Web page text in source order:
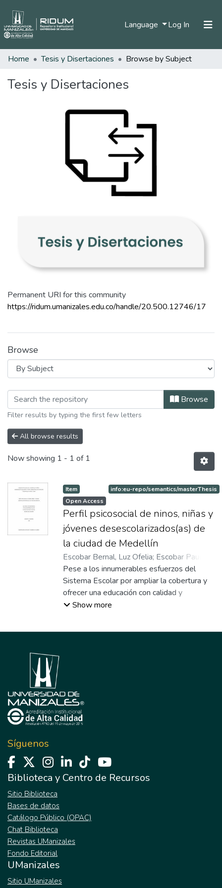
Language Log In (current)
Home Tesis y Disertaciones Browse by Subject
Tesis y Disertaciones
Permanent URI for this community
https://ridum.umanizales.edu.co/handle/20.500.12746/17
Browse
Browsing Tesis y Disertaciones by
Browse
Filter results by typing the first few letters
All browse results
Now showing 1 - 1 of 1
Item
Open Access
info:eu-repo/semantics/masterThesis
Perfil psicosocial de ninos, niñas y
jóvenes desescolarizados(as) de
la ciudad de Medellín
Escobar Bernal, Luz Ofelia; Escobar Paucar,
Claudia Catalina;Restrepo Castaño, Natalia
Maritza; Rico Galeano, Wilson
Pese a los innumerables esfuerzos del
Sistema Escolar por ampliar la cobertura y
ofrecer una educación con calidad y
pertinencia, los índices de deserción anual
cuanto a su potencia resiliente y capacidad
de agencia, para generar una reflexión en
torno al papel de todos los actores
que favorezcan la inclusión social y
posibiliten el Desarrollo Humano de la
comunidad en todas sus dimensiones.
Show more
Síguenos
Biblioteca y Centro de Recursos
Sitio Biblioteca
Bases de datos
Catálogo Público (OPAC)
Chat Biblioteca
Revistas UManizales
Fondo Editorial
UManizales
Sitio UManizales